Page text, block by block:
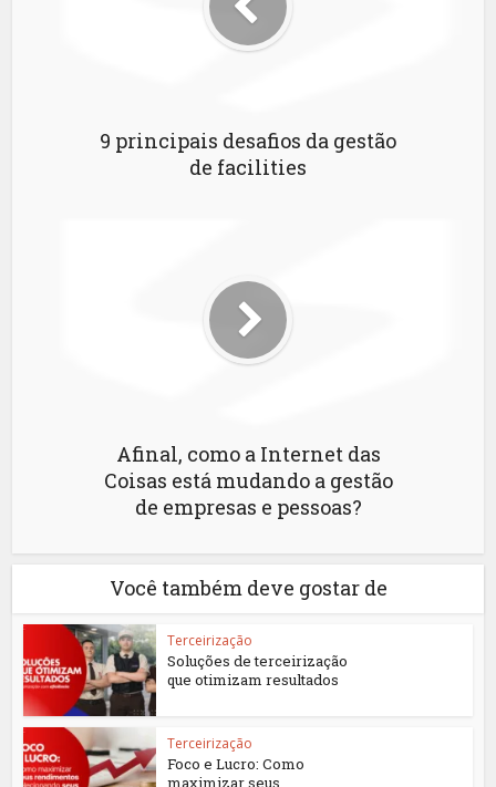
9 principais desafios da gestão
de facilities
Afinal, como a Internet das
Coisas está mudando a gestão
de empresas e pessoas?
Você também deve gostar de
Terceirização
Soluções de terceirização
que otimizam resultados
Terceirização
Foco e Lucro: Como
maximizar seus